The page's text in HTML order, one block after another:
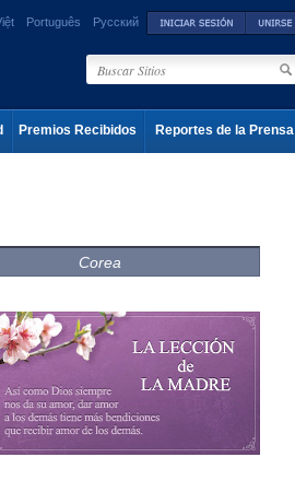
Português Русский
Premios Recibidos Reportes de la Prensa
Corea